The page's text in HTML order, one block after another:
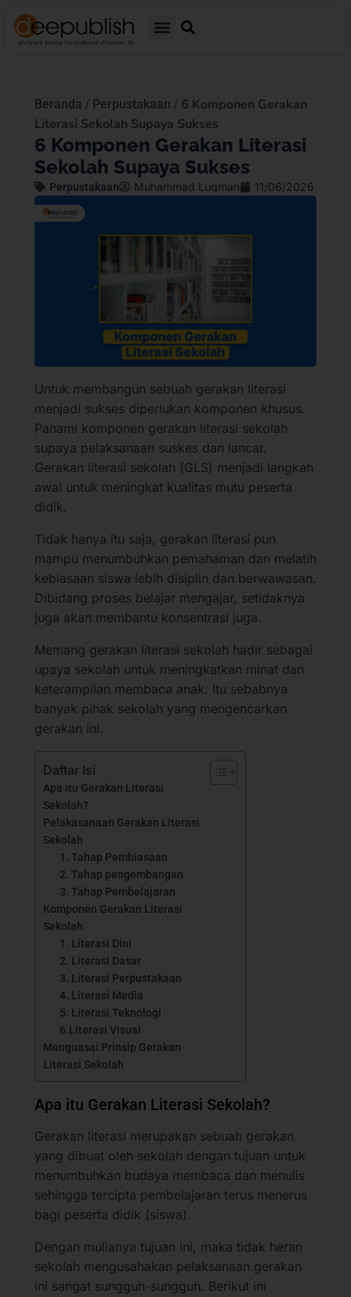
Beranda / Perpustakaan / 6 Komponen Gerakan
Literasi Sekolah Supaya Sukses
6 Komponen Gerakan Literasi
Sekolah Supaya Sukses
Perpustakaan Muhammad Luqman 11/06/2026
Untuk membangun sebuah gerakan literasi
menjadi sukses diperlukan komponen khusus.
Pahami komponen gerakan literasi sekolah
supaya pelaksanaan suskes dan lancar.
Gerakan literasi sekolah (GLS) menjadi langkah
awal untuk meningkat kualitas mutu peserta
didik.
Tidak hanya itu saja, gerakan literasi pun
mampu menumbuhkan pemahaman dan melatih
kebiasaan siswa lebih disiplin dan berwawasan.
Dibidang proses belajar mengajar, setidaknya
juga akan membantu konsentrasi juga.
Memang gerakan literasi sekolah hadir sebagai
upaya sekolah untuk meningkatkan minat dan
keterampilan membaca anak. Itu sebabnya
banyak pihak sekolah yang mengencarkan
gerakan ini.
Daftar Isi
Apa itu Gerakan Literasi
Sekolah?
Pelakasanaan Gerakan Literasi
Sekolah
1. Tahap Pembiasaan
2. Tahap pengembangan
3. Tahap Pembelajaran
Komponen Gerakan Literasi
Sekolah
1. Literasi Dini
2. Literasi Dasar
3. Literasi Perpustakaan
4. Literasi Media
5. Literasi Teknologi
6.Literasi Visual
Menguasai Prinsip Gerakan
Literasi Sekolah
Apa itu Gerakan Literasi Sekolah?
Gerakan literasi merupakan sebuah gerakan
yang dibuat oleh sekolah dengan tujuan untuk
menumbuhkan budaya membaca dan menulis
sehingga tercipta pembelajaran terus menerus
bagi peserta didik (siswa).
Dengan mulianya tujuan ini, maka tidak heran
sekolah mengusahakan pelaksanaan gerakan
ini sangat sungguh-sungguh. Berikut ini